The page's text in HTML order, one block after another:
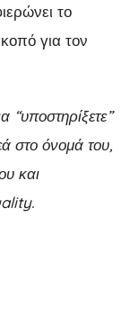
το
για τον
“υποστηρίξετε”
στο όνομά του,
και